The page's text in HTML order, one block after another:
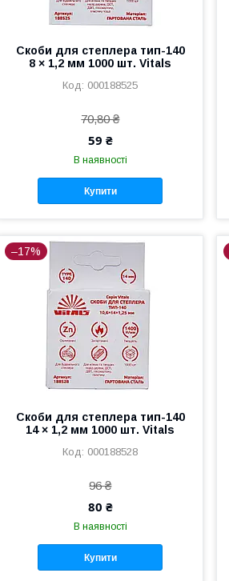
Скоби для степлера тип-140
8 × 1,2 мм 1000 шт. Vitals
000188525
70,80 ₴
59 ₴
В наявності
Купити
–17%
Скоби для степлера тип-140
14 × 1,2 мм 1000 шт. Vitals
000188528
96 ₴
80 ₴
В наявності
Купити